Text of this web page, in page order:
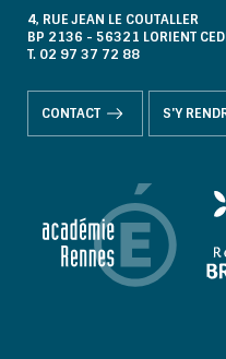
4, RUE JEAN LE COUTALLER
BP 2136 - 56321 LORIENT
T. 02 97 37 72 88
CONTACT S'Y